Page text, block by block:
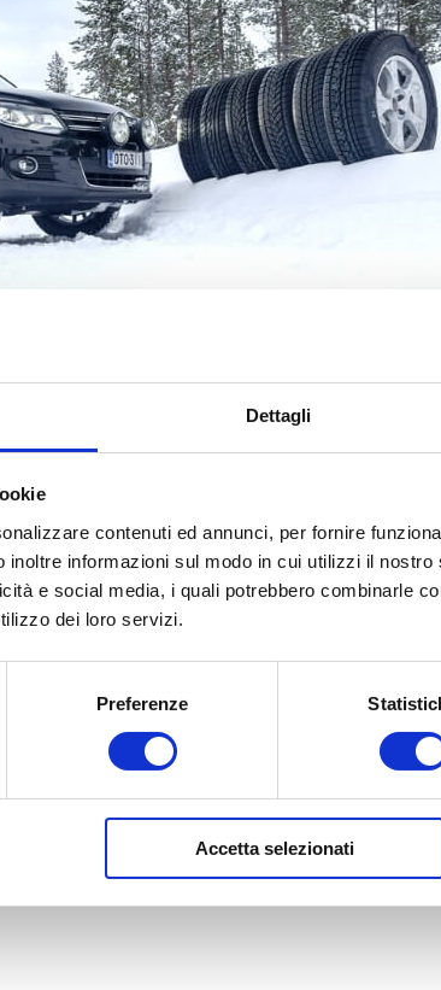
Dettagli
contenuti ed annunci, per fornire
inoltre informazioni sul modo in cui utilizzi il
e social media, i quali potrebbero combinarle
dei loro servizi.
Preferenze
Accetta selezionati
2021: TEST AUTO BILD
classificati nelle prime 5 posizioni nei
ottiene i punteggi più alti nel test grazie
su asciutto, neve e bagnato.
spazi di frenata, un’eccellente
una certezza del segmento.
di lunga durata e con caratteristiche